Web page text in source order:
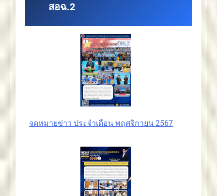
สอฉ.2
จดหมายข่าว ประจำเดือน พฤศจิกายน 2567